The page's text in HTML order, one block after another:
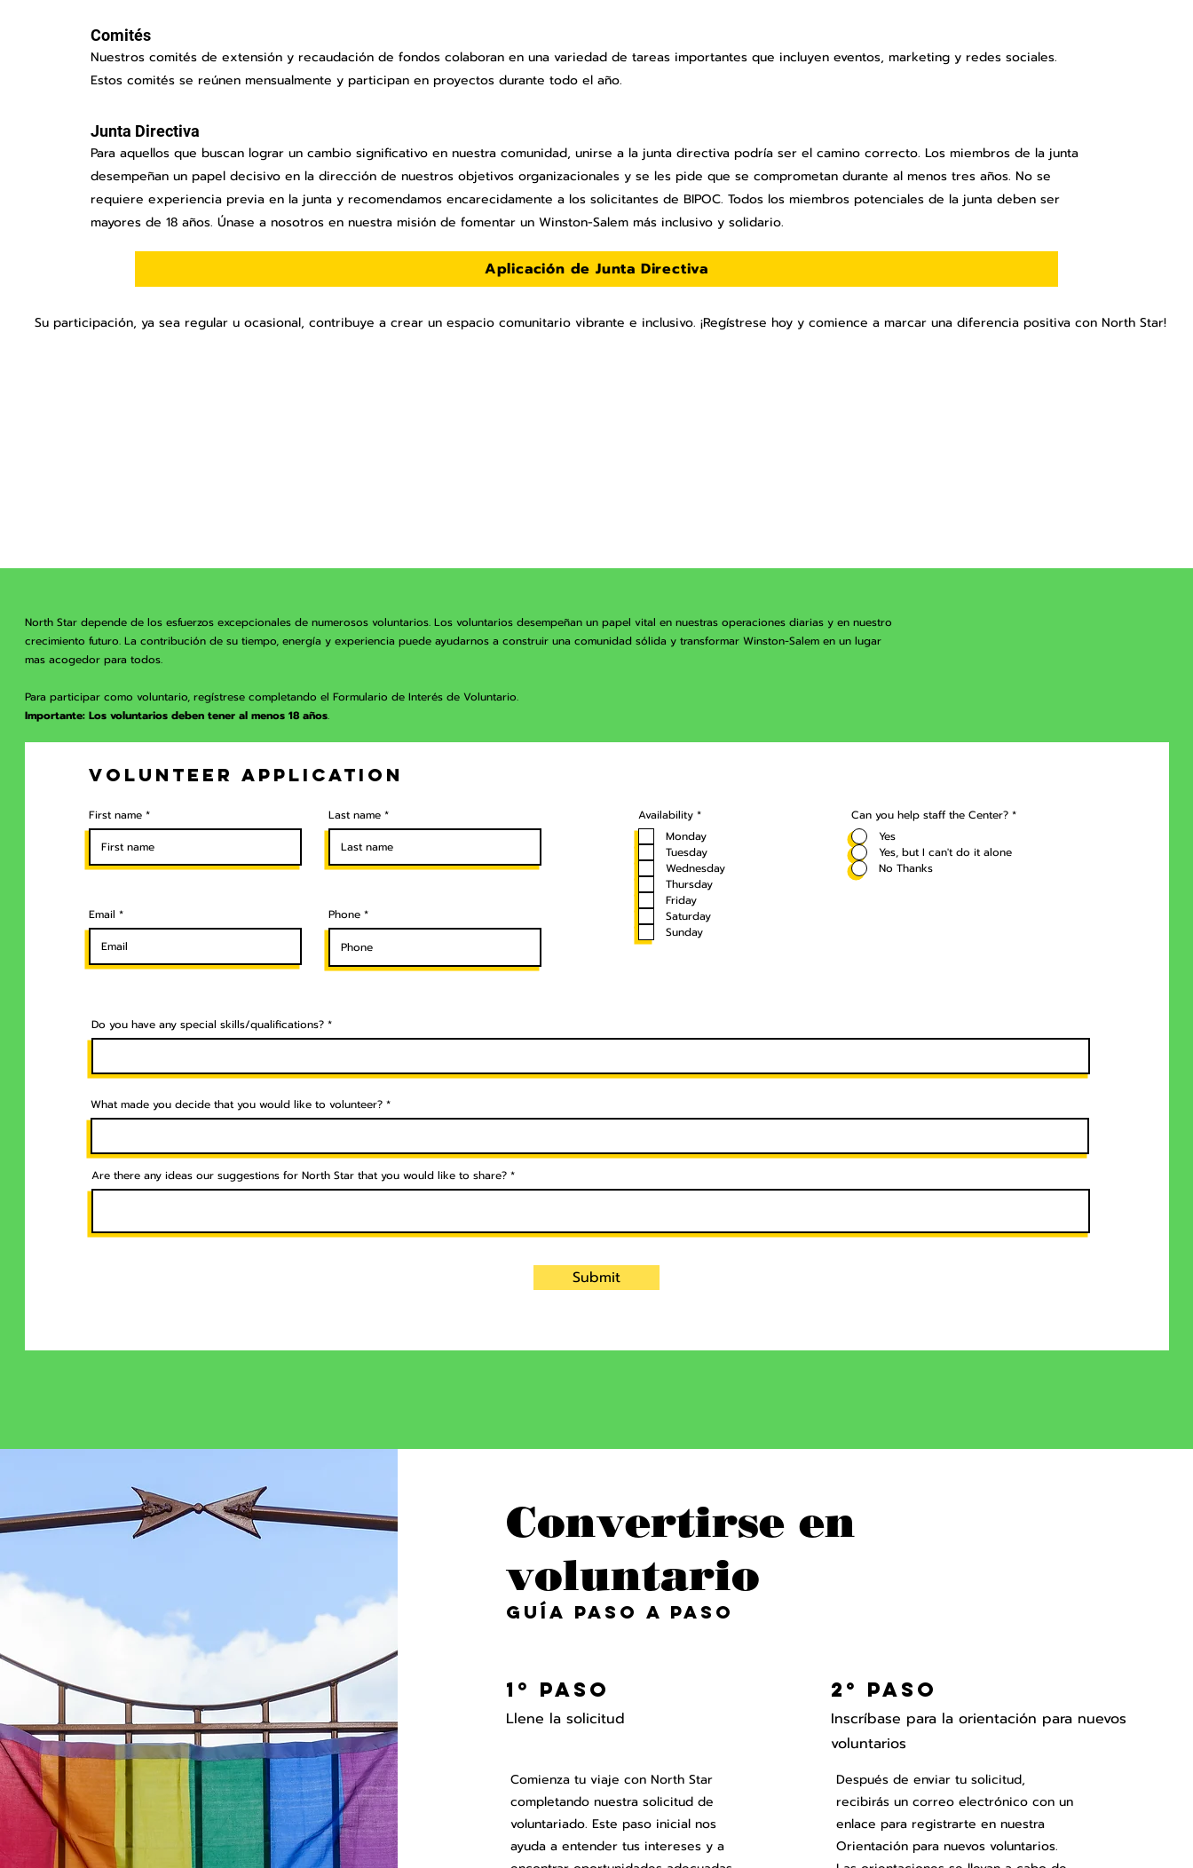
Comités
Nuestros comités de extensión y recaudación de fondos colaboran en una variedad de tareas importantes que incluyen eventos, marketing y redes sociales.
Estos comités se reúnen mensualmente y participan en proyectos durante todo el año.
Junta Directiva
Para aquellos que buscan lograr un cambio significativo en nuestra comunidad, unirse a la junta directiva podría ser el camino correcto. Los miembros de la junta
desempeñan un papel decisivo en la dirección de nuestros objetivos organizacionales y se les pide que se comprometan durante al menos tres años. No se
requiere experiencia previa en la junta y recomendamos encarecidamente a los solicitantes de BIPOC. Todos los miembros potenciales de la junta deben ser
mayores de 18 años. Únase a nosotros en nuestra misión de fomentar un Winston-Salem más inclusivo y solidario.
Aplicación de Junta Directiva
Su participación, ya sea regular u ocasional, contribuye a crear un espacio comunitario vibrante e inclusivo. ¡Regístrese hoy y comience a marcar una diferencia positiva con North Star!
North Star depende de los esfuerzos excepcionales de numerosos voluntarios. Los voluntarios desempeñan un papel vital en nuestras operaciones diarias y en nuestro
crecimiento futuro. La contribución de su tiempo, energía y experiencia puede ayudarnos a construir una comunidad sólida y transformar Winston-Salem en un lugar
mas acogedor para todos.
Para participar como voluntario, regístrese completando el Formulario de Interés de Voluntario.
Importante: Los voluntarios deben tener al menos 18 años.
Volunteer Application
First name Last name
Email Phone
Availability *O
l
i
g
a
t
o
o
Monday
Tuesday
Wednesday
Thursday
Friday
Saturday
Sunday
Can you help staff the Center? *
Yes
Yes, but I can't do it alone
No Thanks
Do you have any special skills/qualifications?
What made you decide that you would like to volunteer?
Are there any ideas our suggestions for North Star that you would like to share?
Submit
Convertirse en
voluntario
Guía Paso a Paso
1º Paso
Llene la solicitud
Comienza tu viaje con North Star
completando nuestra solicitud de
voluntariado. Este paso inicial nos
ayuda a entender tus intereses y a
2° Paso
Inscríbase para la orientación para nuevos
voluntarios
Después de enviar tu solicitud,
recibirás un correo electrónico con un
enlace para registrarte en nuestra
Orientación para nuevos voluntarios.